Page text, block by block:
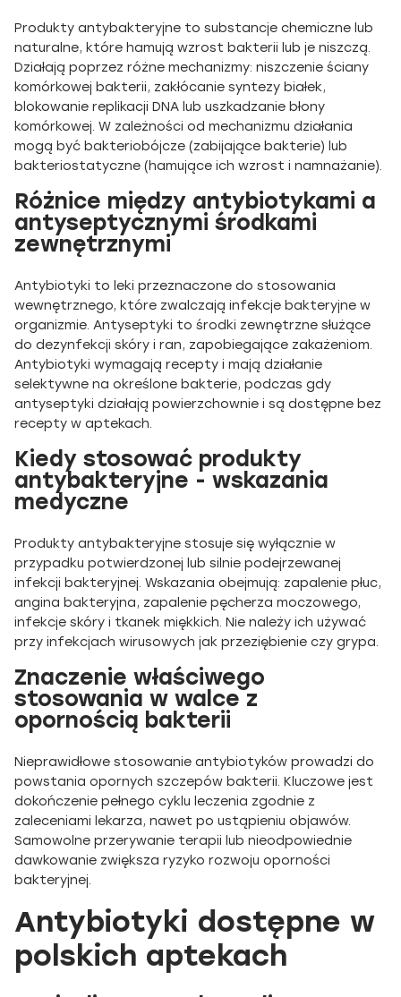
Produkty antybakteryjne to substancje chemiczne lub
naturalne, które hamują wzrost bakterii lub je niszczą.
Działają poprzez różne mechanizmy: niszczenie ściany
komórkowej bakterii, zakłócanie syntezy białek,
blokowanie replikacji DNA lub uszkadzanie błony
komórkowej. W zależności od mechanizmu działania
mogą być bakteriobójcze (zabijające bakterie) lub
bakteriostatyczne (hamujące ich wzrost i namnażanie).
Różnice między antybiotykami a
antyseptycznymi środkami
zewnętrznymi
Antybiotyki to leki przeznaczone do stosowania
wewnętrznego, które zwalczają infekcje bakteryjne w
organizmie. Antyseptyki to środki zewnętrzne służące
do dezynfekcji skóry i ran, zapobiegające zakażeniom.
Antybiotyki wymagają recepty i mają działanie
selektywne na określone bakterie, podczas gdy
antyseptyki działają powierzchownie i są dostępne bez
recepty w aptekach.
Kiedy stosować produkty
antybakteryjne - wskazania
medyczne
Produkty antybakteryjne stosuje się wyłącznie w
przypadku potwierdzonej lub silnie podejrzewanej
infekcji bakteryjnej. Wskazania obejmują: zapalenie płuc,
angina bakteryjna, zapalenie pęcherza moczowego,
infekcje skóry i tkanek miękkich. Nie należy ich używać
przy infekcjach wirusowych jak przeziębienie czy grypa.
Znaczenie właściwego
stosowania w walce z
opornością bakterii
Nieprawidłowe stosowanie antybiotyków prowadzi do
powstania opornych szczepów bakterii. Kluczowe jest
dokończenie pełnego cyklu leczenia zgodnie z
zaleceniami lekarza, nawet po ustąpieniu objawów.
Samowolne przerywanie terapii lub nieodpowiednie
dawkowanie zwiększa ryzyko rozwoju oporności
bakteryjnej.
Antybiotyki dostępne w
polskich aptekach